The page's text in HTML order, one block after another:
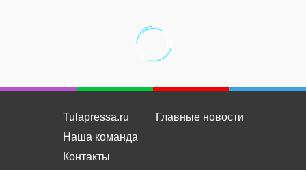
Tulapressa.ru
Наша команда
Контакты
Главные новости